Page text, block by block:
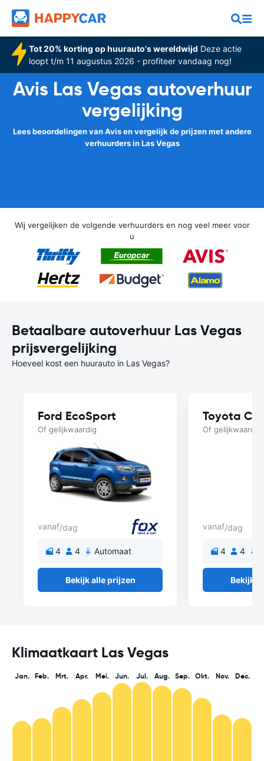
Tot 20% korting op huurauto's wereldwijd Deze actie
loopt t/m 11 augustus 2026 - profiteer vandaag nog!
Avis Las Vegas autoverhuur
vergelijking
Lees beoordelingen van Avis en vergelijk de prijzen met andere
verhuurders in Las Vegas
Wij vergelijken de volgende verhuurders en nog veel meer voor
u
Betaalbare autoverhuur Las Vegas
prijsvergelijking
Hoeveel kost een huurauto in Las Vegas?
Ford EcoSport
Of gelijkwaardig
vanaf/dag
4 4 Automaat
Bekijk alle prijzen
Toyota
Of gelijkwaardig
vanaf/dag
4 4
Bekijk
Klimaatkaart Las Vegas
Jan. Feb. Mrt. Apr. Mei. Jun. Jul. Aug. Sep. Okt. Nov. Dec.